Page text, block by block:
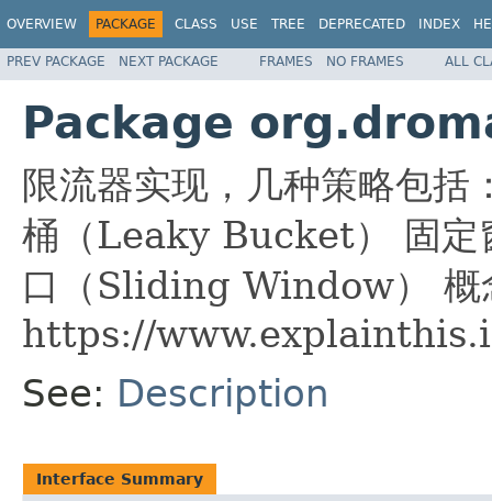
OVERVIEW PACKAGE CLASS USE TREE DEPRECATED INDEX
PREV PACKAGE NEXT PACKAGE FRAMES NO FRAMES ALL
Package
限流器实现，几种策略包
桶（Leaky Bucket） 固
口（Sliding Window） 概
https://
See: Description
Interface Summary